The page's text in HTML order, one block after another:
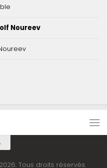
Noureev
Tous droits réservés.